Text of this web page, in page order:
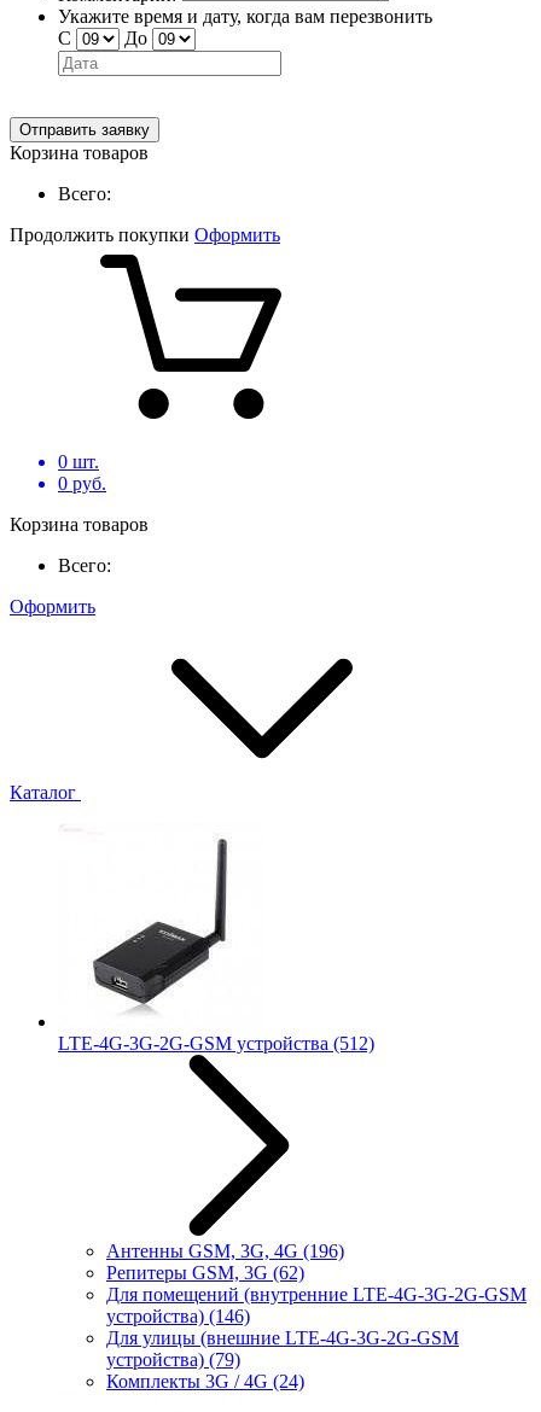
Укажите время и дату, когда вам перезвонить
С
До
Отправить заявку
Корзина товаров
Всего:
Продолжить покупки Оформить
0 шт.
0 руб.
Корзина товаров
Всего:
Оформить
Каталог
LTE-4G-3G-2G-GSM устройства (512)
Антенны GSM, 3G, 4G (196)
Репитеры GSM, 3G (62)
Для помещений (внутренние LTE-4G-3G-2G-GSM
устройства) (146)
Для улицы (внешние LTE-4G-3G-2G-GSM
устройства) (79)
Комплекты 3G / 4G (24)